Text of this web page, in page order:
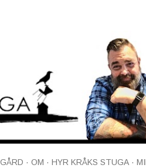
OM HYR KRÅKS STUGA